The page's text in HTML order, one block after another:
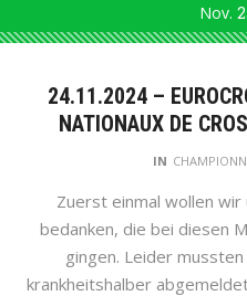
Nov.
24.11.2024 –
NATIONAUX DE
IN
Zuerst einmal wollen wir
bedanken, die bei diesen
gingen. Leider mussten
krankheitshalber